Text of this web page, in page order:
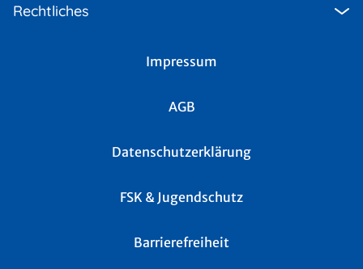
Rechtliches
Impressum
AGB
Datenschutzerklärung
FSK & Jugendschutz
Barrierefreiheit